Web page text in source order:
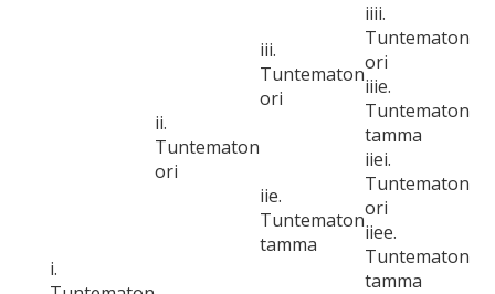
i.
ii.
Tuntematon
ori
iii.
Tuntematon
ori
iiii.
Tuntematon
ori
iiie.
Tuntematon
tamma
iie.
Tuntematon
tamma
iiei.
Tuntematon
ori
iiee.
Tuntematon
tamma